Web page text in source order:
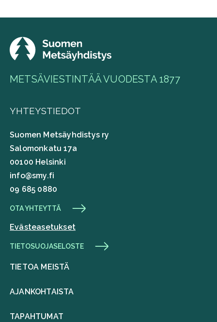
METSÄVIESTINTÄÄ VUODESTA 1877
YHTEYSTIEDOT
Suomen Metsäyhdistys ry
Salomonkatu 17a
00100 Helsinki
info@smy.fi
09 685 0880
OTA YHTEYTTÄ
Evästeasetukset
TIETOSUOJASELOSTE
TIETOA MEISTÄ
AJANKOHTAISTA
TAPAHTUMAT